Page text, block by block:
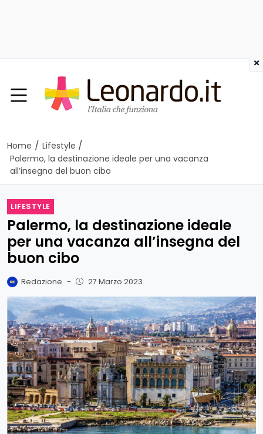
Home / Lifestyle /
Palermo, la destinazione ideale per una vacanza
all’insegna del buon cibo
LIFESTYLE
Palermo, la destinazione ideale
per una vacanza all’insegna del
buon cibo
Redazione - 27 Marzo 2023
×